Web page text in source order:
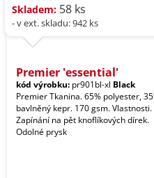
Skladem: 58 ks
- v ext. skladu: 942 ks
Premier 'essential'
kód výrobku: pr901bl-xl Black
Premier Tkanina. 65% polyester,
bavlněný kepr. 170 gsm. Vlastnosti.
Zapínání na pět knoflíkových dírek.
Odolné prysk